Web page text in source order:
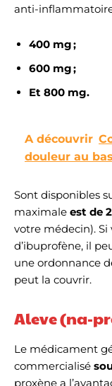
anti-
400 mg ;
600 mg ;
Et 800 mg.
A découvrir
douleur au
Sont disponibles
maximale est de
votre médecin).
d’ibuprofène, il
une ordonnance
peut la couvrir.
Aleve (na-
Le médicament
commercialisé
proxène a